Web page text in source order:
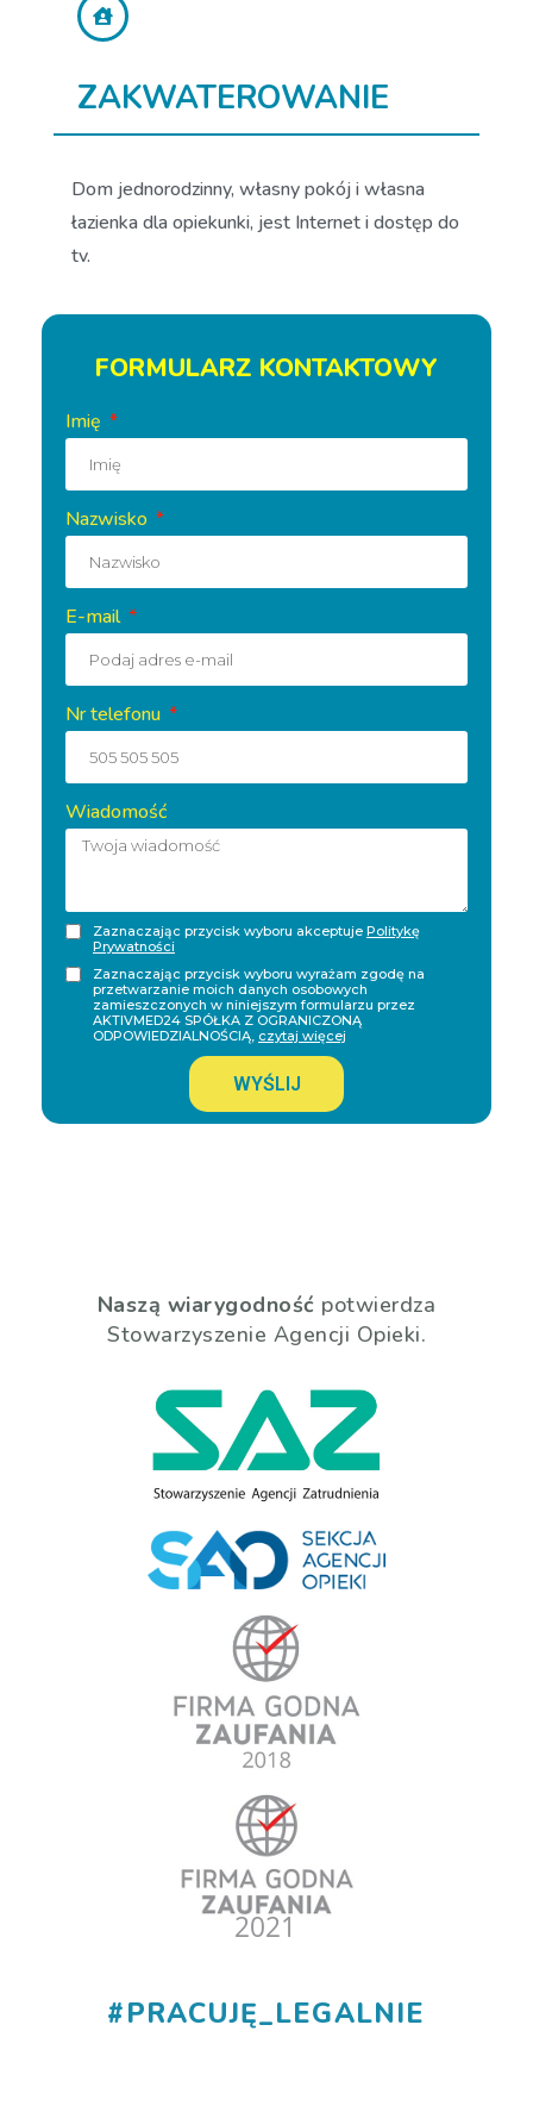
ZAKWATEROWANIE
Dom jednorodzinny, własny pokój i własna
łazienka dla opiekunki, jest Internet i dostęp do
tv.
FORMULARZ KONTAKTOWY
Imię
Nazwisko
E-mail
Nr telefonu
Wiadomość
Zaznaczając przycisk wyboru akceptuje Politykę
Prywatności
Zaznaczając przycisk wyboru wyrażam zgodę na
przetwarzanie moich danych osobowych
zamieszczonych w niniejszym formularzu przez
AKTIVMED24 SPÓŁKA Z OGRANICZONĄ
ODPOWIEDZIALNOŚCIĄ, czytaj więcej
WYŚLIJ
Naszą wiarygodność potwierdza
Stowarzyszenie Agencji Opieki.
#PRACUJĘ_LEGALNIE